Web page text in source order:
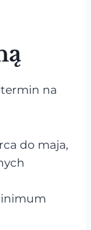
na
do maja,